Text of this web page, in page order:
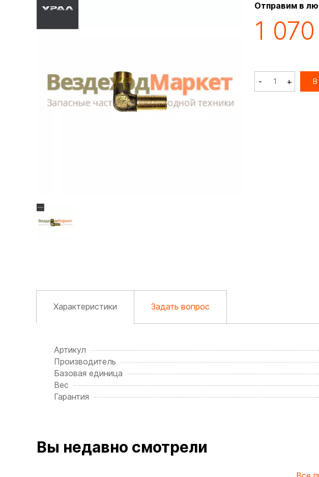
Отправим в
1
- + В
Характеристики Задать вопрос
Артикул
Производитель
Базовая единица
Вес
Гарантия
Вы недавно смотрели